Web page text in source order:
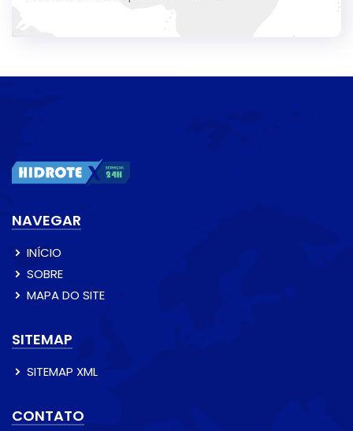
NAVEGAR
INÍCIO
SOBRE
MAPA DO SITE
SITEMAP
SITEMAP XML
CONTATO